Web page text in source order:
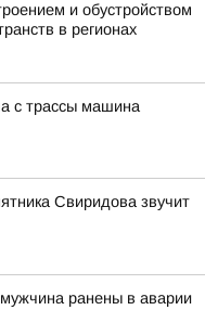
и обустройством
в регионах
с трассы машина
Свиридова звучит
ранены в аварии